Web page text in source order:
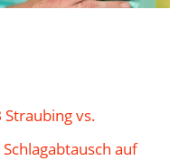
Straubing vs.
auf